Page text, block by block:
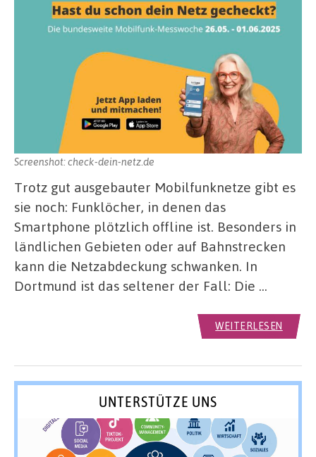
Screenshot: check-dein-netz.de
Trotz gut ausgebauter Mobilfunknetze gibt es
sie noch: Funklöcher, in denen das
Smartphone plötzlich offline ist. Besonders in
ländlichen Gebieten oder auf Bahnstrecken
kann die Netzabdeckung schwanken. In
Dortmund ist das seltener der Fall: Die …
WEITERLESEN
UNTERSTÜTZE UNS